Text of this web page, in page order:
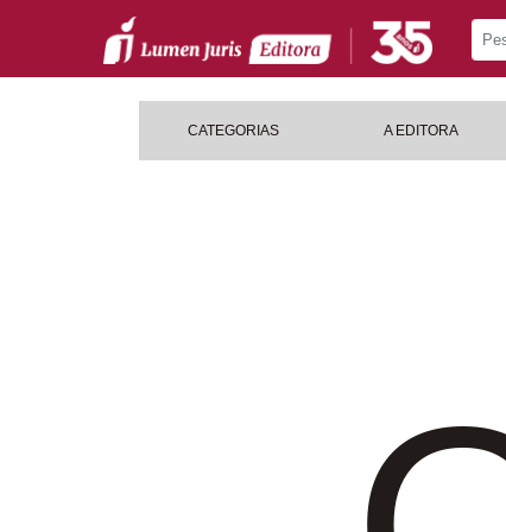
CATEGORIAS A EDITORA